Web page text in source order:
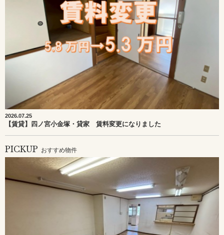
2026.07.25
【賃貸】四ノ宮小金塚・貸家 賃料変更になりました
PICKUP おすすめ物件